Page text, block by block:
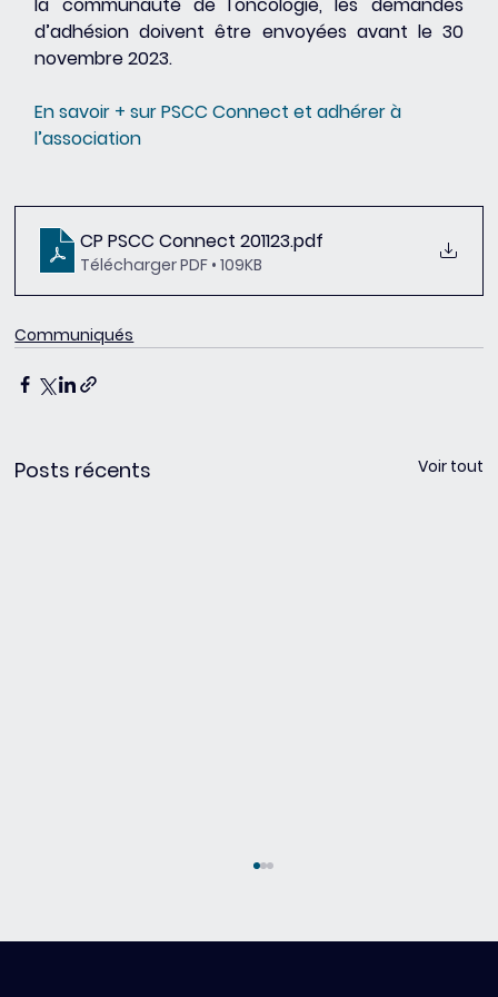
d’adhésion doivent être envoyées avant le 30
novembre 2023.
En savoir + sur PSCC Connect et adhérer à
l’association
CP PSCC Connect 201123.pdf
Télécharger PDF • 109KB
Communiqués
Posts récents Voir tout